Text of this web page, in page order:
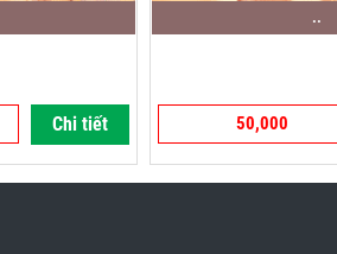
Chi tiết
..
50,000